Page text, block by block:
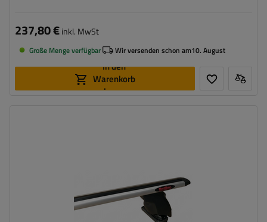
237,80 €inkl. MwSt
Große Menge verfügbar Wir versenden schon am10. August
In den
Warenkorb
legen